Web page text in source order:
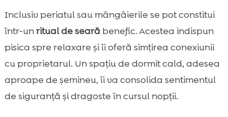
Inclusiv periatul sau mângâierile se pot constitui
într-unritual de seară benefic. Acestea indispun
pisica spre relaxare și îi oferă simțirea conexiunii
cu proprietarul. Un spațiu de dormit cald, adesea
aproape de șemineu, îi va consolida sentimentul
de siguranță și dragoste în cursul nopții.